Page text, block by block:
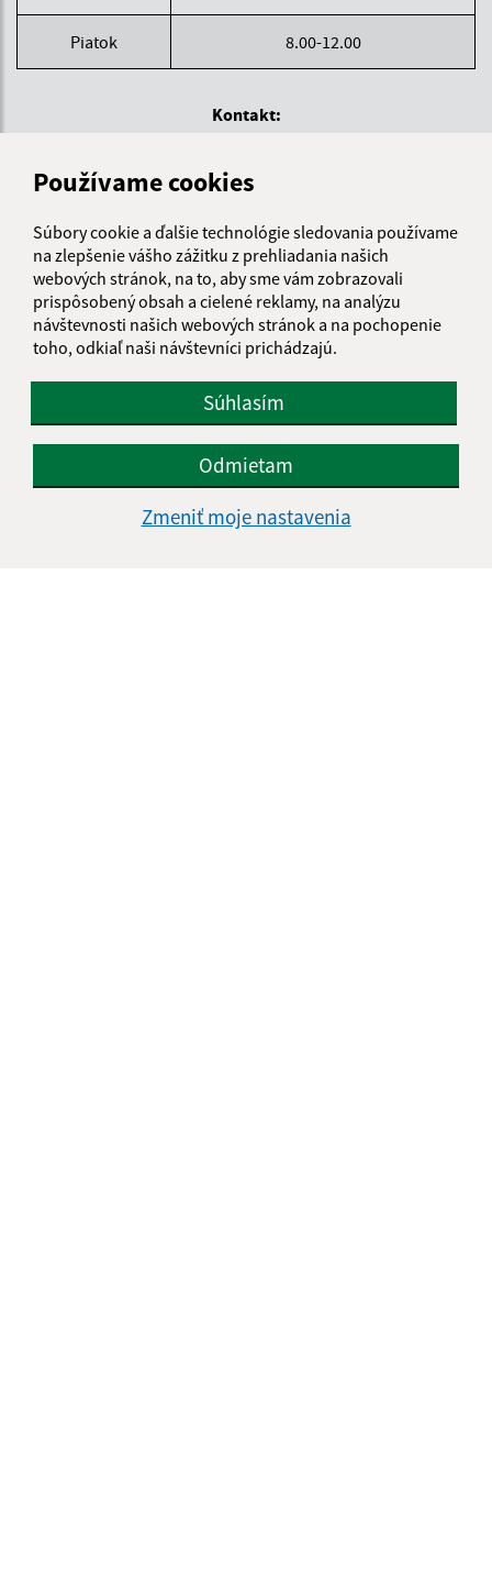
Používame cookies
Súbory cookie a ďalšie technológie sledovania používame
na zlepšenie vášho zážitku z prehliadania našich
webových stránok, na to, aby sme vám zobrazovali
prispôsobený obsah a cielené reklamy, na analýzu
návštevnosti našich webových stránok a na pochopenie
toho, odkiaľ naši návštevníci prichádzajú.
Súhlasím
Odmietam
Zmeniť moje nastavenia
Piatok 8.00-12.00
Kontakt:
Povstania českého ľudu 1
informatika@kosice-dh.sk
+421 55 300 90 01
IČO: 00690988